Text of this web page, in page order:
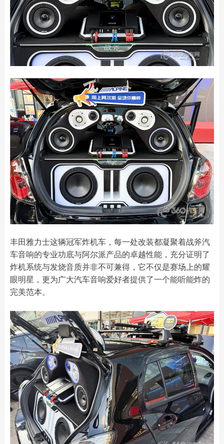
丰田雅力士这辆冠军炸机车，每一处改装都凝聚着战斧汽
车音响的专业功底与阿尔派产品的卓越性能，充分证明了
炸机系统与发烧音质并非不可兼得，它不仅是赛场上的耀
眼明星，更为广大汽车音响爱好者提供了一个能听能炸的
完美范本。